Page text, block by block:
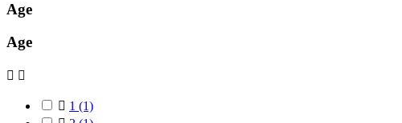
Age
Age
 
 1 (1)